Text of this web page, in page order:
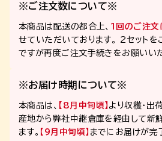
※ご注文数について※
本商品は配送の都合上、 1回のご注文
せていただいております。 2セットを
ですが再度ご注文手続きをお願いいた
※お届け時期について※
本商品は、 【8月中旬頃】 より収穫・出
産地から弊社中継倉庫を経由して新
ます。 【9月中旬頃】 までにお届けが完